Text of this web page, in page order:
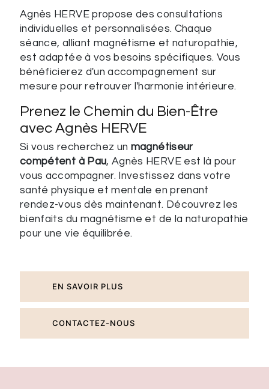
Agnès HERVE propose des consultations
individuelles et personnalisées. Chaque
séance, alliant magnétisme et naturopathie,
est adaptée à vos besoins spécifiques. Vous
bénéficierez d'un accompagnement sur
mesure pour retrouver l'harmonie intérieure.
Prenez le Chemin du Bien-Être
avec Agnès HERVE
Si vous recherchez un magnétiseur
compétent à Pau, Agnès HERVE est là pour
vous accompagner. Investissez dans votre
santé physique et mentale en prenant
rendez-vous dès maintenant. Découvrez les
bienfaits du magnétisme et de la naturopathie
pour une vie équilibrée.
EN SAVOIR PLUS
CONTACTEZ-NOUS